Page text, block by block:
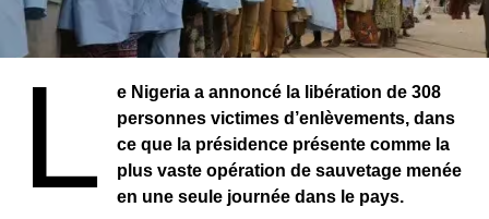
L
e Nigeria a annoncé la libération de 308
personnes victimes d’enlèvements, dans
ce que la présidence présente comme la
plus vaste opération de sauvetage menée
en une seule journée dans le pays.